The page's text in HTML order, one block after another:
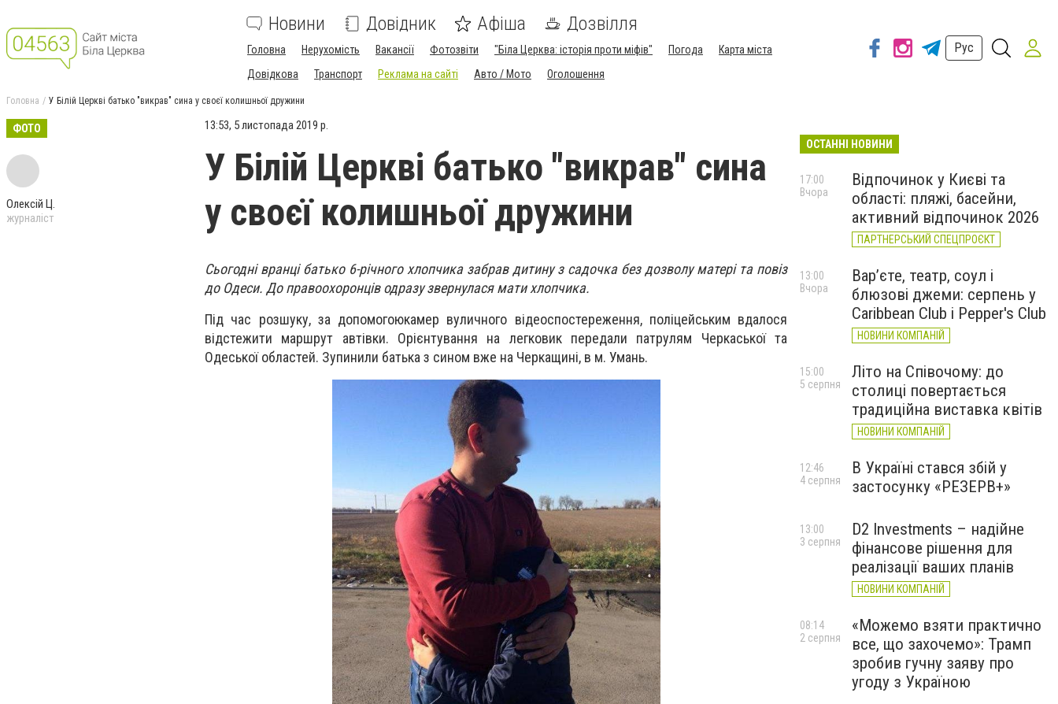
Новини Довідник Афіша Дозвілля
Головна Нерухомість Вакансії Фотозвіти "Біла Церква: історія проти міфів" Погода
Карта міста
Довідкова
Транспорт Реклама на сайті Авто / Мото Оголошення
Рус
Головна У Білій Церкві батько "викрав" сина у своєї колишньої дружини
ФОТО
Олексій Ц.
журналіст
13:53, 5 листопада 2019 р.
У Білій Церкві батько "викрав" сина
у своєї колишньої дружини
Сьогодні вранці батько 6-річного хлопчика забрав дитину з садочка без дозволу матері та повіз
до Одеси. До правоохоронців одразу звернулася мати хлопчика.
Під час розшуку, за допомогоюкамер вуличного відеоспостереження, поліцейським вдалося
відстежити маршрут автівки. Орієнтування на легковик передали патрулям Черкаської та
Одеської областей. Зупинили батька з сином вже на Черкащині, в м. Умань.
ОСТАННІ НОВИНИ
Відпочинок у Києві та
області: пляжі, басейни,
активний відпочинок 2026
ПАРТНЕРСЬКИЙ СПЕЦПРОЄКТ
17:00
Вчора
Вар’єте, театр, соул і
блюзові джеми: серпень у
Caribbean Club і Pepper's Club
НОВИНИ КОМПАНІЙ
13:00
Вчора
Літо на Співочому: до
столиці повертається
традиційна виставка квітів
НОВИНИ КОМПАНІЙ
15:00
5 серпня
В Україні стався збій у
застосунку «РЕЗЕРВ+»
12:46
4 серпня
D2 Investments – надійне
фінансове рішення для
реалізації ваших планів
НОВИНИ КОМПАНІЙ
13:00
3 серпня
«Можемо взяти практично
все, що захочемо»: Трамп
зробив гучну заяву про
угоду з Україною
08:14
2 серпня